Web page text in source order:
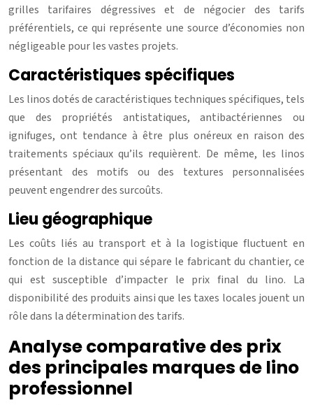
grilles tarifaires dégressives et de négocier des tarifs
préférentiels, ce qui représente une source d’économies non
négligeable pour les vastes projets.
Caractéristiques spécifiques
Les linos dotés de caractéristiques techniques spécifiques, tels
que des propriétés antistatiques, antibactériennes ou
ignifuges, ont tendance à être plus onéreux en raison des
traitements spéciaux qu’ils requièrent. De même, les linos
présentant des motifs ou des textures personnalisées
peuvent engendrer des surcoûts.
Lieu géographique
Les coûts liés au transport et à la logistique fluctuent en
fonction de la distance qui sépare le fabricant du chantier, ce
qui est susceptible d’impacter le prix final du lino. La
disponibilité des produits ainsi que les taxes locales jouent un
rôle dans la détermination des tarifs.
Analyse comparative des prix
des principales marques de lino
professionnel